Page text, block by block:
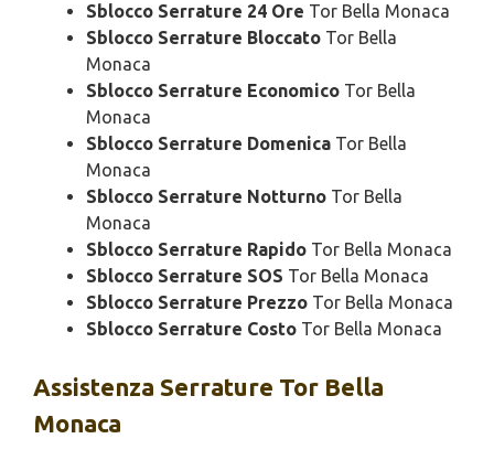
Sblocco Serrature 24 Ore Tor Bella Monaca
Sblocco Serrature Bloccato Tor Bella
Monaca
Sblocco Serrature Economico Tor Bella
Monaca
Sblocco Serrature Domenica Tor Bella
Monaca
Sblocco Serrature Notturno Tor Bella
Monaca
Sblocco Serrature Rapido Tor Bella Monaca
Sblocco Serrature SOS Tor Bella Monaca
Sblocco Serrature Prezzo Tor Bella Monaca
Sblocco Serrature Costo Tor Bella Monaca
Assistenza Serrature Tor Bella
Monaca